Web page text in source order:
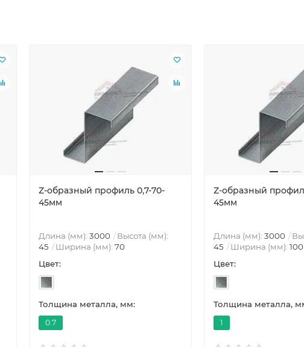
Z-образный профиль 0,7-70-
45мм
Длина (мм): 3000
Высота (мм):
45
Ширина (мм): 70
Цвет:
Толщина металла, мм:
0.7
Z-образный
45мм
Длина (мм): 3000
45
Ширина (мм): 100
Цвет:
Толщина металла,
1